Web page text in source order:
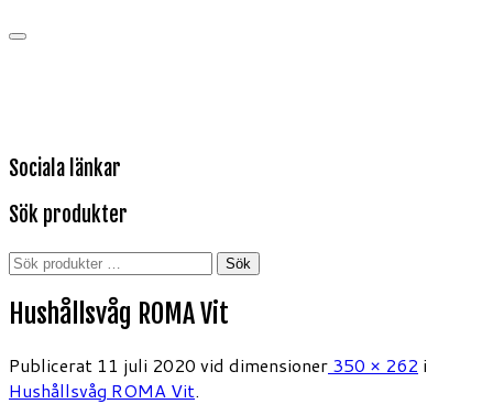
Sociala länkar
Sök produkter
Sök
Sök
Hushållsvåg ROMA Vit
Publicerat 11 juli 2020 vid dimensioner 350 × 262 i
Hushållsvåg ROMA Vit.